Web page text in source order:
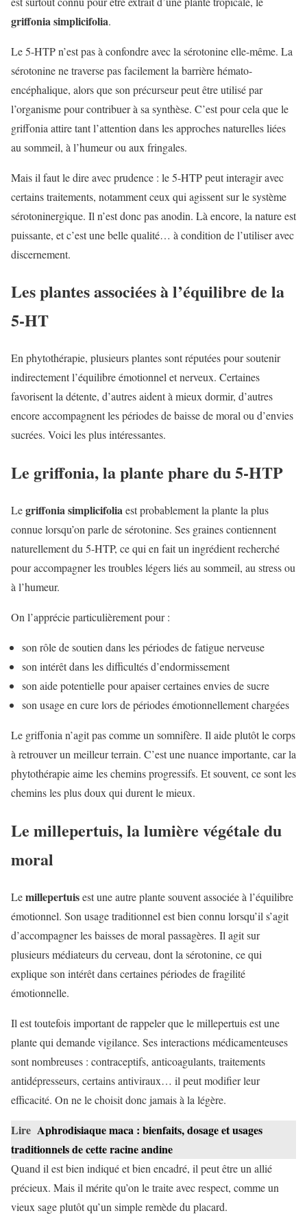
griffonia simplicifolia.
Le 5-HTP n’est pas à confondre avec la sérotonine elle-même. La
sérotonine ne traverse pas facilement la barrière hémato-
encéphalique, alors que son précurseur peut être utilisé par
l’organisme pour contribuer à sa synthèse. C’est pour cela que le
griffonia attire tant l’attention dans les approches naturelles liées
au sommeil, à l’humeur ou aux fringales.
Mais il faut le dire avec prudence : le 5-HTP peut interagir avec
certains traitements, notamment ceux qui agissent sur le système
sérotoninergique. Il n’est donc pas anodin. Là encore, la nature est
puissante, et c’est une belle qualité… à condition de l’utiliser avec
discernement.
Les plantes associées à l’équilibre de la
5-HT
En phytothérapie, plusieurs plantes sont réputées pour soutenir
indirectement l’équilibre émotionnel et nerveux. Certaines
favorisent la détente, d’autres aident à mieux dormir, d’autres
encore accompagnent les périodes de baisse de moral ou d’envies
sucrées. Voici les plus intéressantes.
Le griffonia, la plante phare du 5-HTP
Legriffonia simplicifoliaest probablement la plante la plus
connue lorsqu’on parle de sérotonine. Ses graines contiennent
naturellement du 5-HTP, ce qui en fait un ingrédient recherché
pour accompagner les troubles légers liés au sommeil, au stress ou
à l’humeur.
On l’apprécie particulièrement pour :
son rôle de soutien dans les périodes de fatigue nerveuse
son intérêt dans les difficultés d’endormissement
son aide potentielle pour apaiser certaines envies de sucre
son usage en cure lors de périodes émotionnellement chargées
Le griffonia n’agit pas comme un somnifère. Il aide plutôt le corps
à retrouver un meilleur terrain. C’est une nuance importante, car la
phytothérapie aime les chemins progressifs. Et souvent, ce sont les
chemins les plus doux qui durent le mieux.
Le millepertuis, la lumière végétale du
moral
Lemillepertuisest une autre plante souvent associée à l’équilibre
émotionnel. Son usage traditionnel est bien connu lorsqu’il s’agit
d’accompagner les baisses de moral passagères. Il agit sur
plusieurs médiateurs du cerveau, dont la sérotonine, ce qui
explique son intérêt dans certaines périodes de fragilité
émotionnelle.
Il est toutefois important de rappeler que le millepertuis est une
plante qui demande vigilance. Ses interactions médicamenteuses
sont nombreuses : contraceptifs, anticoagulants, traitements
antidépresseurs, certains antiviraux… il peut modifier leur
efficacité. On ne le choisit donc jamais à la légère.
Lire Aphrodisiaque maca : bienfaits, dosage et usages
traditionnels de cette racine andine
Quand il est bien indiqué et bien encadré, il peut être un allié
précieux. Mais il mérite qu’on le traite avec respect, comme un
vieux sage plutôt qu’un simple remède du placard.